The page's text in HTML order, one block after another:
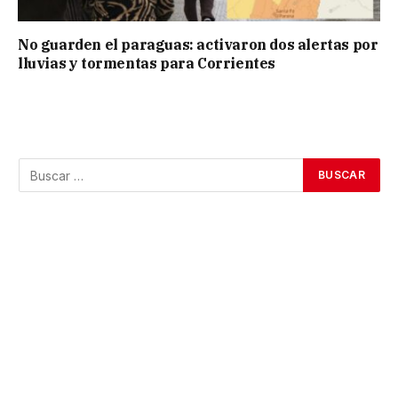
No guarden el paraguas: activaron dos alertas por
lluvias y tormentas para Corrientes